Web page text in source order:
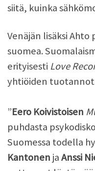
siitä, kuinka
Venäjän lisäksi
suomea.
erityisesti Love
yhtiöiden
”Eero Koivistoisen
puhdasta
Suomessa todella
Kantonen jaAnssi